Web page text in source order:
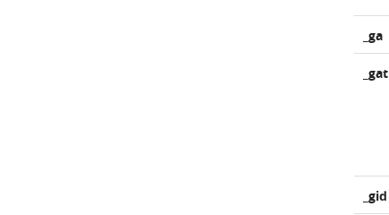
_ga
_gat
_gid